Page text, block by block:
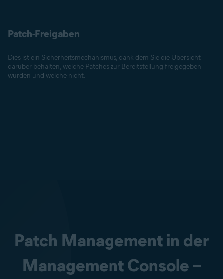
Patch-Freigaben
Dies ist ein Sicherheitsmechanismus, dank dem Sie die Übersicht
darüber behalten, welche Patches zur Bereitstellung freigegeben
wurden und welche nicht.
Patch Management in der
Management Console –